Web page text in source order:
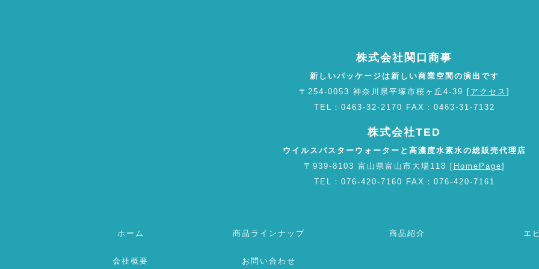
株式会社関口商事
新しいパッケージは新しい商業空間の演出です
〒254-0053 神奈川県平塚市桜ヶ丘4-39 [ アクセス ]
TEL：0463-32-2170 FAX：0463-31-7132
株式会社TED
ウイルスバスターウォーターと高濃度水素水の総販売代理店
〒939-8103 富山県富山市大場118 [ HomePage]
TEL：076-420-7160 FAX：076-420-7161
ホーム 商品ラインナップ 商品紹介 エ
会社概要 お問い合わせ